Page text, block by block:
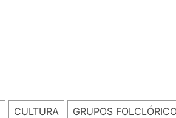
CULTURA GRUPOS